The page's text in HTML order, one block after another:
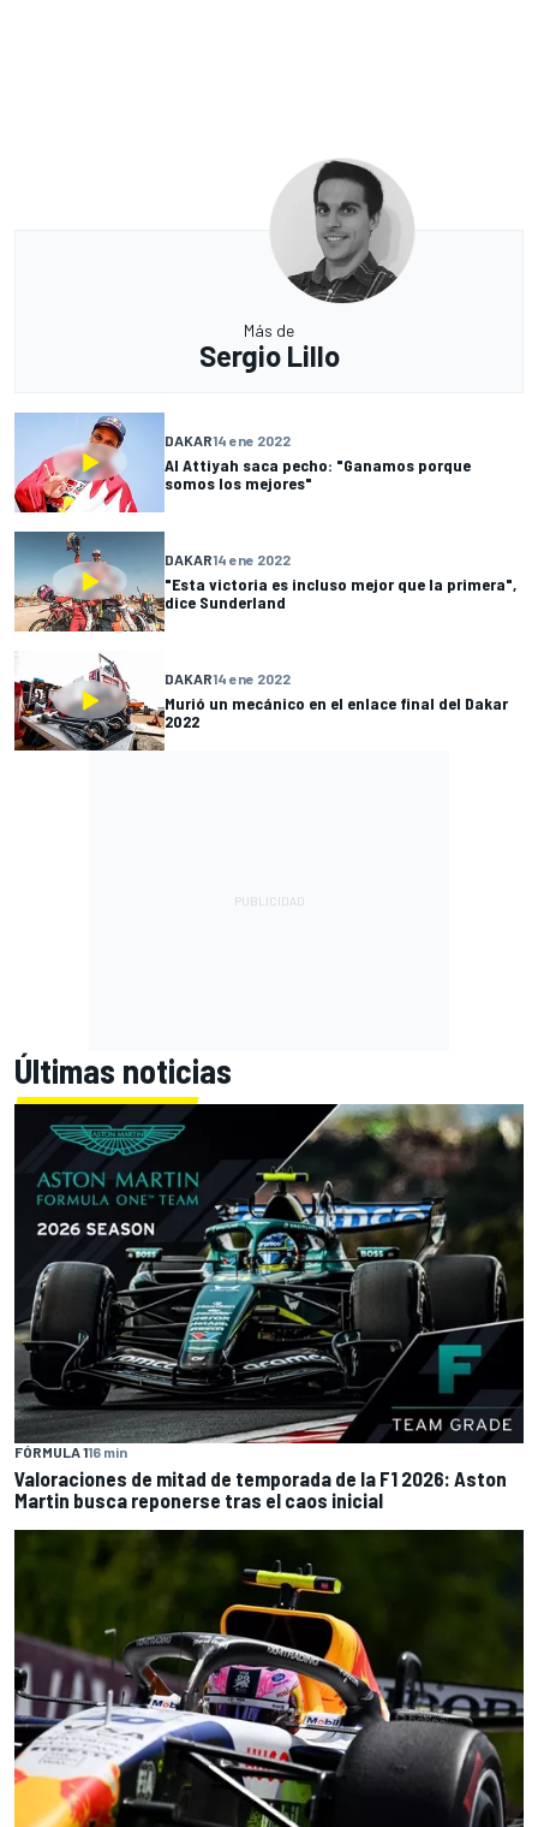
Más de
Sergio Lillo
DAKAR14 ene 2022
Al Attiyah saca pecho: "Ganamos porque
somos los mejores"
DAKAR14 ene 2022
"Esta victoria es incluso mejor que la primera",
dice Sunderland
DAKAR14 ene 2022
Murió un mecánico en el enlace final del Dakar
2022
Últimas noticias
FÓRMULA 116 min
Valoraciones de mitad de temporada de la F1 2026: Aston
Martin busca reponerse tras el caos inicial